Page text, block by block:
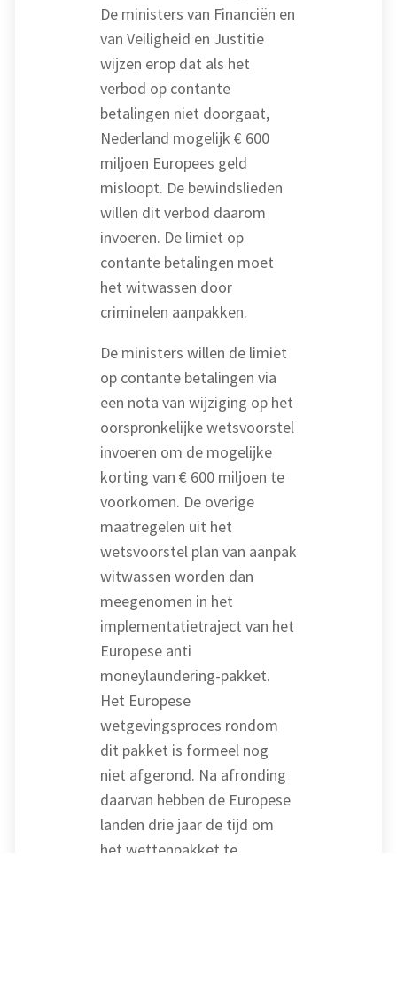
De ministers van Financiën en
van Veiligheid en Justitie
wijzen erop dat als het
verbod op contante
betalingen niet doorgaat,
Nederland mogelijk € 600
miljoen Europees geld
misloopt. De bewindslieden
willen dit verbod daarom
invoeren. De limiet op
contante betalingen moet
het witwassen door
criminelen aanpakken.
De ministers willen de limiet
op contante betalingen via
een nota van wijziging op het
oorspronkelijke wetsvoorstel
invoeren om de mogelijke
korting van € 600 miljoen te
voorkomen. De overige
maatregelen uit het
wetsvoorstel plan van aanpak
witwassen worden dan
meegenomen in het
implementatietraject van het
Europese anti
moneylaundering-pakket.
Het Europese
wetgevingsproces rondom
dit pakket is formeel nog
niet afgerond. Na afronding
daarvan hebben de Europese
landen drie jaar de tijd om
het wettenpakket te